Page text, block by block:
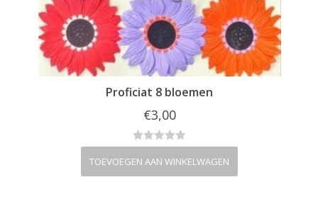
Proficiat 8 bloemen
€3,00
TOEVOEGEN AAN WINKELWAGEN